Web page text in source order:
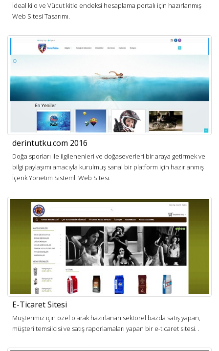
İdeal kilo ve Vücut kitle endeksi hesaplama portalı için hazırlanmış
Web Sitesi Tasarımı.
derintutku.com 2016
Doğa sporları ile ilgilenenleri ve doğaseverleri bir araya getirmek ve
bilgi paylaşımı amacıyla kurulmuş sanal bir platform için hazırlanmış
İçerik Yönetim Sistemli Web Sitesi.
E-Ticaret Sitesi
Müşterimiz için özel olarak hazırlanan sektörel bazda satış yapan,
müşteri temsilcisi ve satış raporlamaları yapan bir e-ticaret sitesi. .